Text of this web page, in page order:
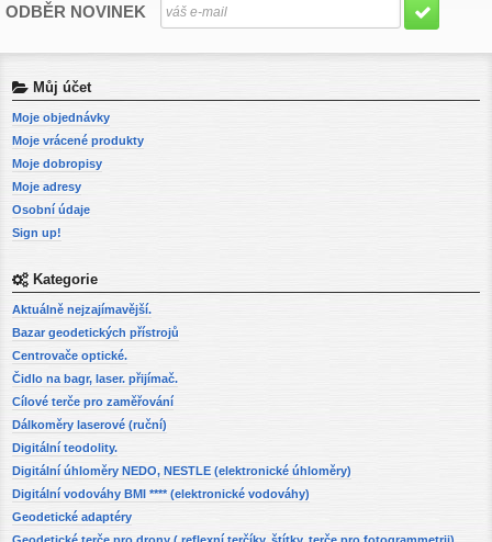
ODBĚR NOVINEK
Můj účet
Moje objednávky
Moje vrácené produkty
Moje dobropisy
Moje adresy
Osobní údaje
Sign up!
Kategorie
Aktuálně nejzajímavější.
Bazar geodetických přístrojů
Centrovače optické.
Čidlo na bagr, laser. přijímač.
Cílové terče pro zaměřování
Dálkoměry laserové (ruční)
Digitální teodolity.
Digitální úhloměry NEDO, NESTLE (elektronické úhloměry)
Digitální vodováhy BMI **** (elektronické vodováhy)
Geodetické adaptéry